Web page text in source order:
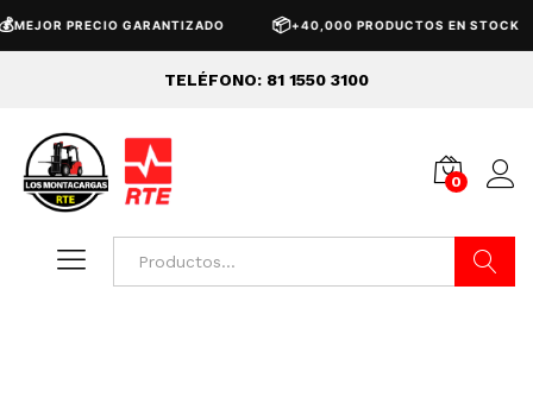
MEJOR PRECIO GARANTIZADO 📦+40,000 PRODUCTOS EN STOCK
TELÉFONO: 81 1550 3100
0